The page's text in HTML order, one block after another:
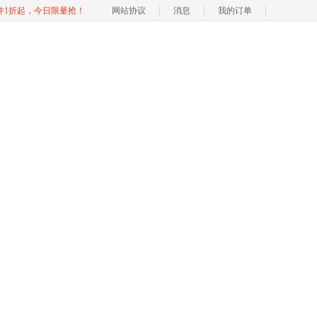
1折起，今日限量抢！ 网站协议 消息 我的订单